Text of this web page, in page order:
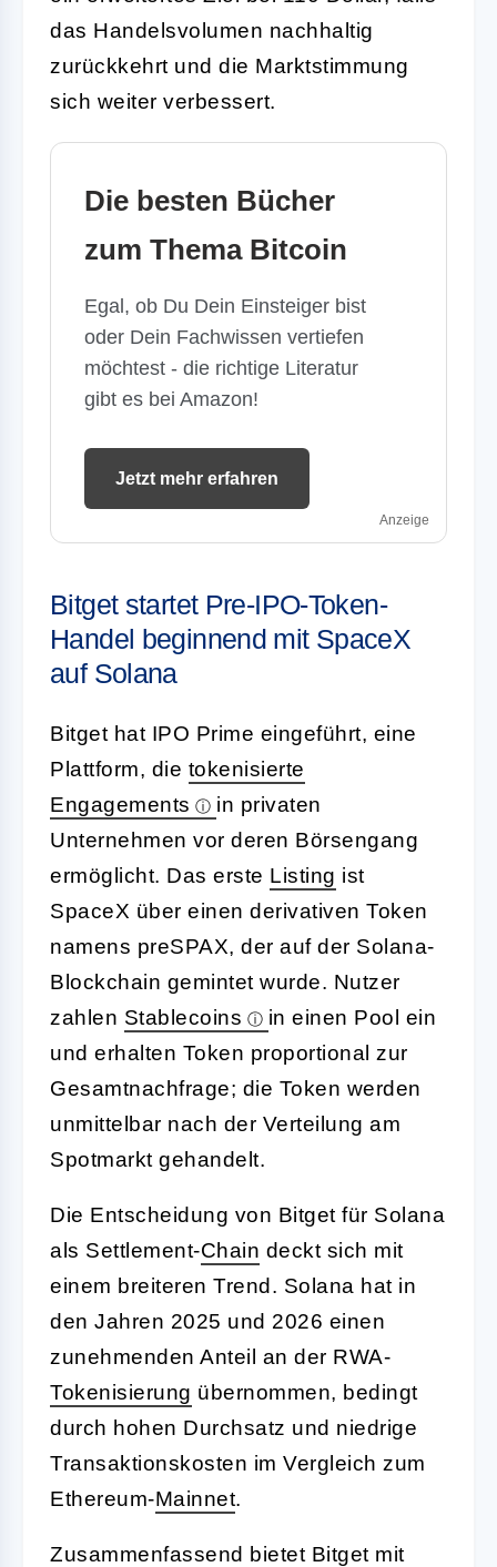
das Handelsvolumen nachhaltig
zurückkehrt und die Marktstimmung
sich weiter verbessert.
Die besten Bücher
zum Thema Bitcoin
Egal, ob Du Dein Einsteiger bist
oder Dein Fachwissen vertiefen
möchtest - die richtige Literatur
gibt es bei Amazon!
Jetzt mehr erfahren
Anzeige
Bitget startet Pre-IPO-Token-
Handel beginnend mit SpaceX
auf Solana
Bitget hat IPO Prime eingeführt, eine
Plattform, die tokenisierte
Engagements
in privaten
Unternehmen vor deren Börsengang
ermöglicht. Das erste Listing ist
SpaceX über einen derivativen Token
namens preSPAX, der auf der Solana-
Blockchain gemintet wurde. Nutzer
zahlen Stablecoins
in einen Pool ein
und erhalten Token proportional zur
Gesamtnachfrage; die Token werden
unmittelbar nach der Verteilung am
Spotmarkt gehandelt.
Die Entscheidung von Bitget für Solana
als Settlement-Chain deckt sich mit
einem breiteren Trend. Solana hat in
den Jahren 2025 und 2026 einen
zunehmenden Anteil an der RWA-
Tokenisierung übernommen, bedingt
durch hohen Durchsatz und niedrige
Transaktionskosten im Vergleich zum
Ethereum-Mainnet.
Zusammenfassend bietet Bitget mit